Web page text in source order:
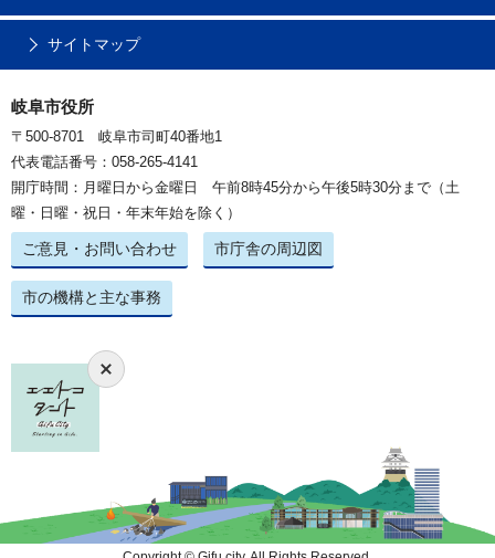
サイトマップ
岐阜市役所
〒500-8701 岐阜市司町40番地1
代表電話番号：058-265-4141
開庁時間：月曜日から金曜日 午前8時45分から午後5時30分まで（土
曜・日曜・祝日・年末年始を除く）
ご意見・お問い合わせ 市庁舎の周辺図
市の機構と主な事務